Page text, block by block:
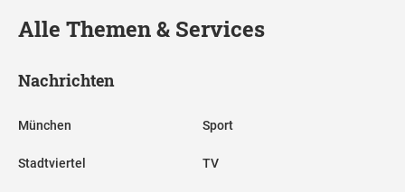
Alle Themen & Services
Nachrichten
München
Stadtviertel
Sport
TV